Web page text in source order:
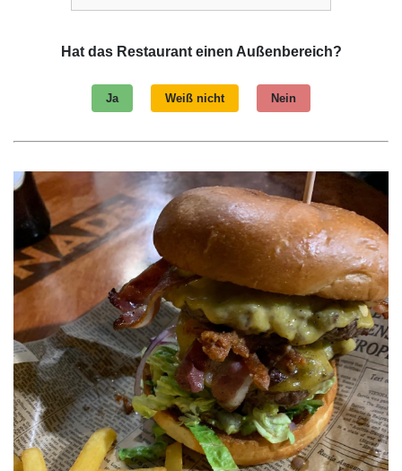
Hat das Restaurant einen Außenbereich?
Ja Weiß nicht Nein